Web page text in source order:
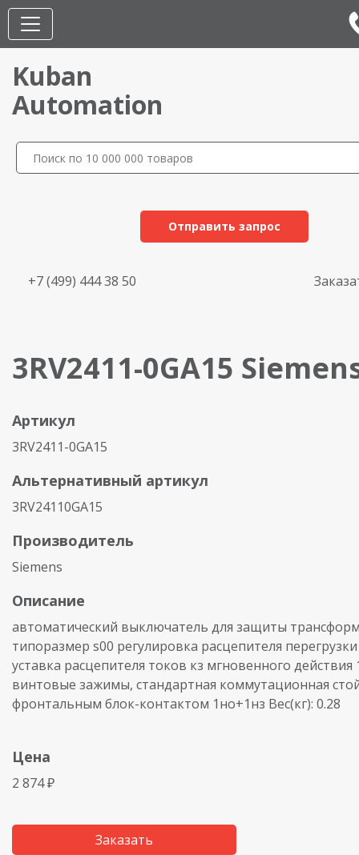
Kuban
Automation
Отправить запрос
+7 (499) 444 38 50
3RV2411-0GA15
Артикул
3RV2411-0GA15
Альтернативный артикул
3RV24110GA15
Производитель
Siemens
Описание
автоматический выключатель для защиты
типоразмер s00 регулировка расцепителя перегрузки
уставка расцепителя токов кз мгновенного действия
винтовые зажимы, стандартная коммутационная
фронтальным блок-контактом 1но+1нз Вес(кг): 0.28
Цена
2 874 ₽
Заказать